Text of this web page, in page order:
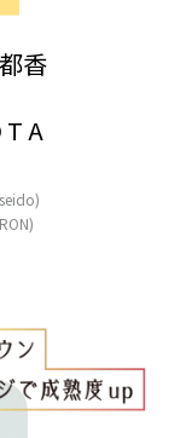
香
T A